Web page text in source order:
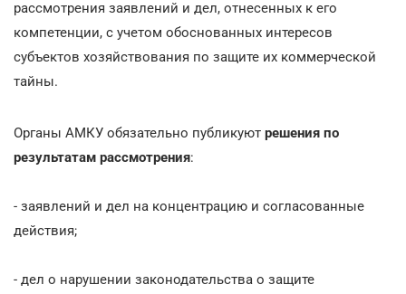
рассмотрения заявлений и дел, отнесенных к его
компетенции, с учетом обоснованных интересов
субъектов хозяйствования по защите их коммерческой
тайны.
Органы АМКУ обязательно публикуют решения по
результатам рассмотрения:
- заявлений и дел на концентрацию и согласованные
действия;
- дел о нарушении законодательства о защите